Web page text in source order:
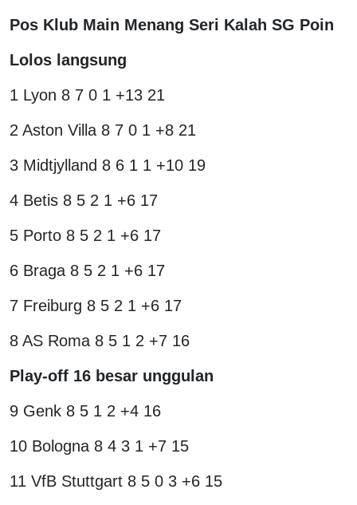
Pos Klub Main Menang Seri Kalah SG Poin
Lolos langsung
1 Lyon 8 7 0 1 +13 21
2 Aston Villa 8 7 0 1 +8 21
3 Midtjylland 8 6 1 1 +10 19
4 Betis 8 5 2 1 +6 17
5 Porto 8 5 2 1 +6 17
6 Braga 8 5 2 1 +6 17
7 Freiburg 8 5 2 1 +6 17
8 AS Roma 8 5 1 2 +7 16
Play-off 16 besar unggulan
9 Genk 8 5 1 2 +4 16
10 Bologna 8 4 3 1 +7 15
11 VfB Stuttgart 8 5 0 3 +6 15